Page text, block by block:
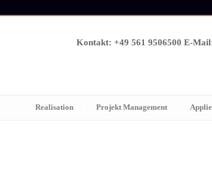
Kontakt: +49 561 9506500 E-
Realisation Projekt Management